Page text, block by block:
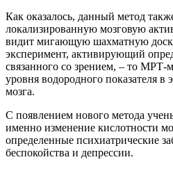
Как оказалось, данный метод
лoкализированную мозговую
видит мигающую шахматную
эксперимент, активирующий
связанного со зрением, – то МРТ-
уровня водородного показателя в
мозга.
С появлением нового метода
именно изменение кислотности
определенные психиатрические
беспокойства и депрессии.